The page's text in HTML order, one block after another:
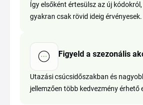
Így elsőként értesülsz az új
gyakran csak rövid ideig érvényesek.
Figyeld a szezonális
Utazási csúcsidőszakban és
jellemzően több kedvezmény érhető